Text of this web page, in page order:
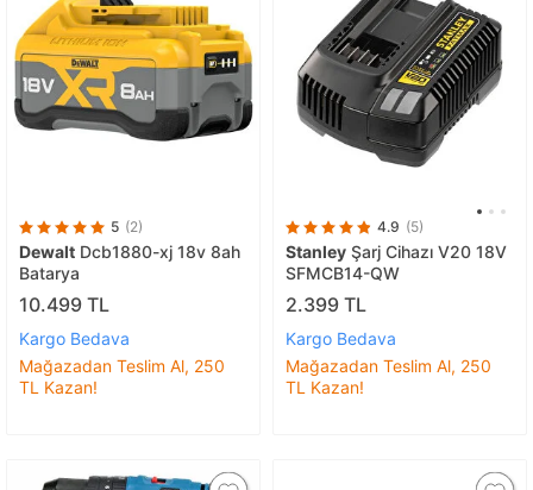
5 (2)
Dewalt Dcb1880-xj 18v 8ah
Batarya
10.499 TL
Kargo Bedava
Mağazadan Teslim Al, 250
TL Kazan!
4.9 (5)
Stanley Şarj Cihazı V20 18V
SFMCB14-QW
2.399 TL
Kargo Bedava
Mağazadan Teslim Al, 250
TL Kazan!